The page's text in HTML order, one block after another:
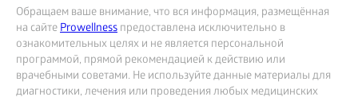
Обращаем ваше внимание, что вся информация, размещённая
на сайтеProwellness предоставлена исключительно в
ознакомительных целях и не является персональной
программой, прямой рекомендацией к действию или
врачебными советами. Не используйте данные материалы для
диагностики, лечения или проведения любых медицинских